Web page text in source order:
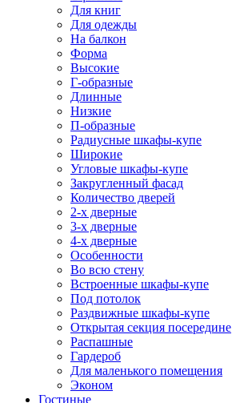
Для книг
Для одежды
На балкон
Форма
Высокие
Г-образные
Длинные
Низкие
П-образные
Радиусные шкафы-купе
Широкие
Угловые шкафы-купе
Закругленный фасад
Количество дверей
2-х дверные
3-х дверные
4-х дверные
Особенности
Во всю стену
Встроенные шкафы-купе
Под потолок
Раздвижные шкафы-купе
Открытая секция посередине
Распашные
Гардероб
Для маленького помещения
Эконом
Гостиные